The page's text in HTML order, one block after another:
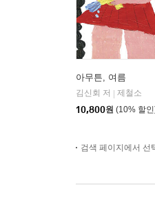
아무튼, 여름
김신회 저
제철소
10,800원 (10% 할
검색 페이지에서 선